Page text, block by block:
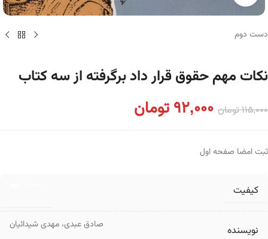
دست دوم
نکات مهم حقوق قرار داد برگرفته از سه کتاب
115,000تومان 92,000تومان
ثبت امضا صفحه اول
کیفیت
نویسنده صادق عبدی، مهدی شیدائیان